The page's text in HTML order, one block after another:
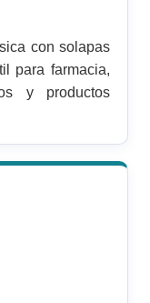
con solapas
para farmacia,
y productos